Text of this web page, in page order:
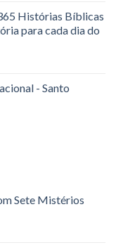
Histórias Bíblicas
para cada dia do
- Santo
Sete Mistérios